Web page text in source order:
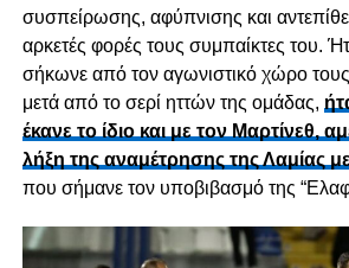
συσπείρωσης, αφύπνισης και
αρκετές φορές τους συμπαίκτες του.
σήκωνε από τον αγωνιστικό χώρο
μετά από το σερί ηττών της ομάδας,
έκανε το ίδιο και με τον Μαρτίνεθ,
λήξη της αναμέτρησης της Λαμίας
που σήμανε τον υποβιβασμό της